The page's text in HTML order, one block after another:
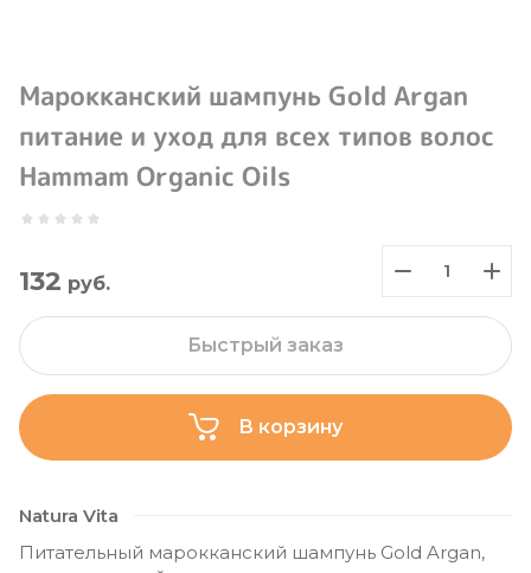
Марокканский шампунь Gold Argan
питание и уход для всех типов волос
Hammam Organic Oils
132 руб.
В корзину
Быстрый заказ
Natura Vita
Питательный марокканский шампунь Gold Argan,